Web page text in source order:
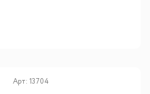
Арт: 13704